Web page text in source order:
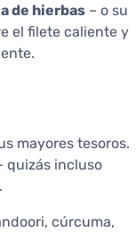
de hierbas – o su
el filete caliente y
mayores tesoros.
quizás incluso
cúrcuma,